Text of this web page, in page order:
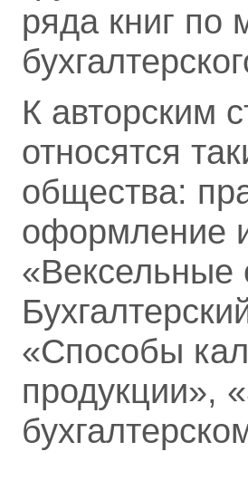
ряда книг по
К авторским
относятся
общества:
оформление
«Вексельные
«Способы
продукции»,